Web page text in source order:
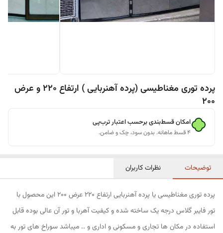
پرده توری مغناطیسی (پرده آهنربایی ) ارتفاع 220 و عرض
200
امکان قسط‌بندی برحسب اعتبار ترب‌پی
۴ قسط ماهانه. بدون سود، چک و ضامن.
توضیحات نظرات کاربران
پرده توری مغناطیسی یا پرده آهنربایی ارتفاع 220 عرض 200 این محصول با
تور فایبر گلاس درجه یک ساخته شده و کیفیت آهربا و تور آن عالی بوده قابل
استفاده در مکان ها تجاری و مسکونی و اداری و .. میباشد سوراخ های تور به